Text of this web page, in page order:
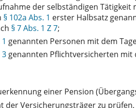
der selbständigen
§ 102a Abs. 1 erster Halbsatz
§ 7 Abs. 1 Z 7;
genannten Personen mit dem
3 genannten Pflichtversicherten
einer Pension
der Versicherungsträger zu